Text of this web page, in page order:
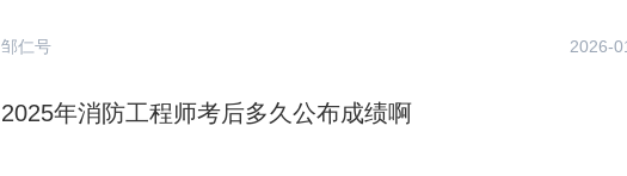
邹仁号 2026-
2025年消防工程师考后多久公布成绩啊